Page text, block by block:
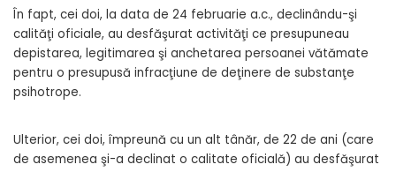
În fapt, cei doi, la data de 24 februarie a.c., declinându-şi
calităţi oficiale, au desfăşurat activităţi ce presupuneau
depistarea, legitimarea şi anchetarea persoanei vătămate
pentru o presupusă infracţiune de deţinere de substanţe
psihotrope.
Ulterior, cei doi, împreună cu un alt tânăr, de 22 de ani (care
de asemenea şi-a declinat o calitate oficială) au desfăşurat